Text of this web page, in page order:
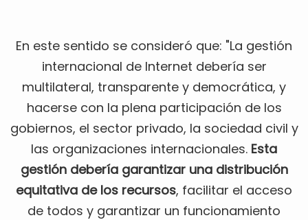
En este sentido se consideró que: "La gestión
internacional de Internet debería ser
multilateral, transparente y democrática, y
hacerse con la plena participación de los
gobiernos, el sector privado, la sociedad civil y
las organizaciones internacionales. Esta
gestión debería garantizar una distribución
equitativa de los recursos, facilitar el acceso
de todos y garantizar un funcionamiento